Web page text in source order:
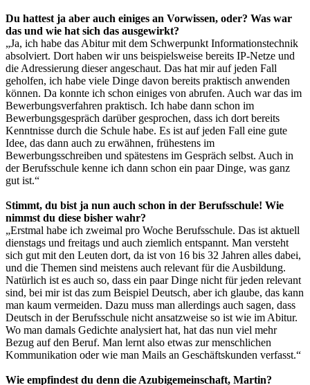
Du hattest ja aber auch einiges an Vorwissen, oder? Was war
das und wie hat sich das ausgewirkt?
„Ja, ich habe das Abitur mit dem Schwerpunkt Informationstechnik
absolviert. Dort haben wir uns beispielsweise bereits IP-Netze und
die Adressierung dieser angeschaut. Das hat mir auf jeden Fall
geholfen, ich habe viele Dinge davon bereits praktisch anwenden
können. Da konnte ich schon einiges von abrufen. Auch war das im
Bewerbungsverfahren praktisch. Ich habe dann schon im
Bewerbungsgespräch darüber gesprochen, dass ich dort bereits
Kenntnisse durch die Schule habe. Es ist auf jeden Fall eine gute
Idee, das dann auch zu erwähnen, frühestens im
Bewerbungsschreiben und spätestens im Gespräch selbst. Auch in
der Berufsschule kenne ich dann schon ein paar Dinge, was ganz
gut ist.“
Stimmt, du bist ja nun auch schon in der Berufsschule! Wie
nimmst du diese bisher wahr?
„Erstmal habe ich zweimal pro Woche Berufsschule. Das ist aktuell
dienstags und freitags und auch ziemlich entspannt. Man versteht
sich gut mit den Leuten dort, da ist von 16 bis 32 Jahren alles dabei,
und die Themen sind meistens auch relevant für die Ausbildung.
Natürlich ist es auch so, dass ein paar Dinge nicht für jeden relevant
sind, bei mir ist das zum Beispiel Deutsch, aber ich glaube, das kann
man kaum vermeiden. Dazu muss man allerdings auch sagen, dass
Deutsch in der Berufsschule nicht ansatzweise so ist wie im Abitur.
Wo man damals Gedichte analysiert hat, hat das nun viel mehr
Bezug auf den Beruf. Man lernt also etwas zur menschlichen
Kommunikation oder wie man Mails an Geschäftskunden verfasst.“
Wie empfindest du denn die Azubigemeinschaft, Martin?